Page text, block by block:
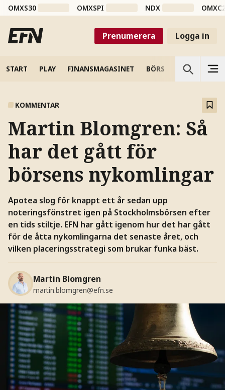
OMXS30 OMXSPI NDX
Prenumerera Logga in
START PLAY FINANSMAGASINET BÖRS VETENSKAP
KOMMENTAR
Martin Blomgren: Så
har det gått för
börsens nykomlingar
Apotea slog för knappt ett år sedan upp
noteringsfönstret igen på Stockholmsbörsen efter
en tids stiltje. EFN har gått igenom hur det har gått
för de åtta nykomlingarna det senaste året, och
vilken placeringsstrategi som brukar funka bäst.
Martin Blomgren
martin.blomgren@efn.se